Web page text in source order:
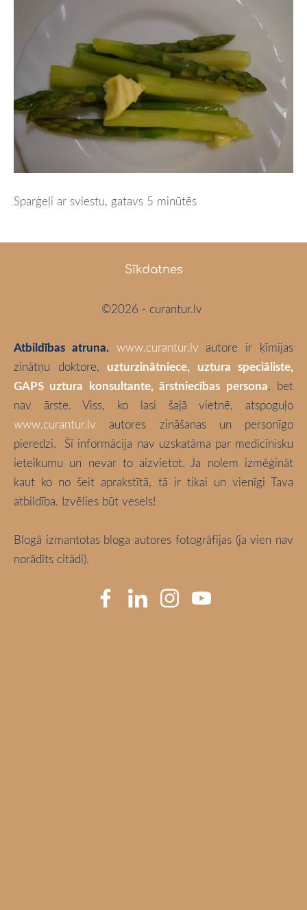
Sparģeļi ar sviestu, gatavs 5 minūtēs
Sīkdatnes
©2026 - curantur.lv
Atbildības atruna. www.curantur.lv autore ir ķīmijas
zinātņu doktore, uzturzinātniece, uztura speciāliste,
GAPS uztura konsultante, ārstniecības persona, bet
nav ārste. Viss, ko lasi šajā vietnē, atspoguļo
www.curantur.lv autores zināšanas un personīgo
pieredzi. Šī informācija nav uzskatāma par medicīnisku
ieteikumu un nevar to aizvietot. Ja nolem izmēģināt
kaut ko no šeit aprakstītā, tā ir tikai un vienīgi Tava
atbildība. Izvēlies būt vesels!
Blogā izmantotas bloga autores fotogrāfijas (ja vien nav
norādīts citādi).